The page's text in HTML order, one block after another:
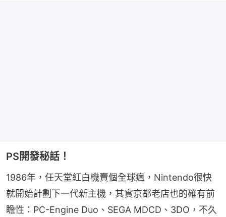
PS開發秘話！
1986年，任天堂紅白機賣個全球瘋，Nintendo很快
就開始計劃下一代新主機，其實京都老店也的確有前
瞻性：PC-Engine Duo、SEGA MDCD、3DO，不久